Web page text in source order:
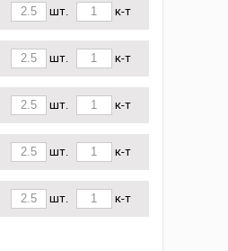
шт. к-т
шт. к-т
шт. к-т
шт. к-т
шт. к-т